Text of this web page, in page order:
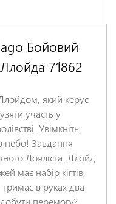
Бойовий
71862
який керує
участь у
Увімкніть
небо! Завдання
Лояліста. Ллойд
має набір кігтів,
в руках два
перемогу?